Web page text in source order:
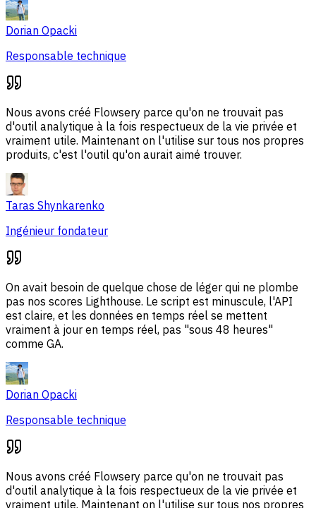
Dorian Opacki
Responsable technique
Nous avons créé Flowsery parce qu'on ne trouvait pas
d'outil analytique à la fois respectueux de la vie privée et
vraiment utile. Maintenant on l'utilise sur tous nos propres
produits, c'est l'outil qu'on aurait aimé trouver.
Taras Shynkarenko
Ingénieur fondateur
On avait besoin de quelque chose de léger qui ne plombe
pas nos scores Lighthouse. Le script est minuscule, l'API
est claire, et les données en temps réel se mettent
vraiment à jour en temps réel, pas "sous 48 heures"
comme GA.
Dorian Opacki
Responsable technique
Nous avons créé Flowsery parce qu'on ne trouvait pas
d'outil analytique à la fois respectueux de la vie privée et
vraiment utile. Maintenant on l'utilise sur tous nos propres